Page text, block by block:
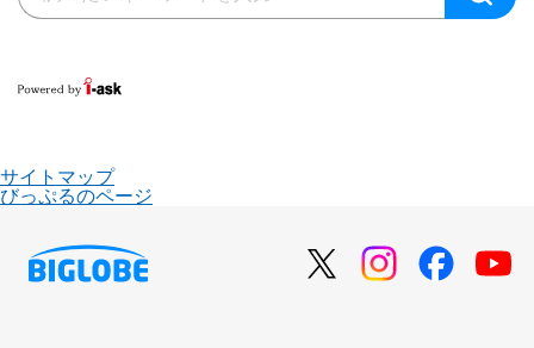
サイトマップ
びっぷるのページ